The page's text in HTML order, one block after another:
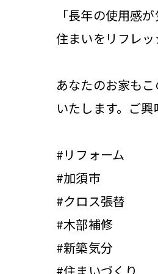
「長年の使用感
住まいをリフレ
あなたのお家も
いたします。ご
#リフォーム
#加須市
#クロス張替
#木部補修
#新築気分
#住まいづくり